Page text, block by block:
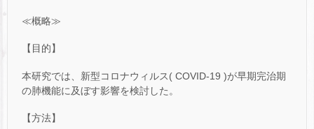
≪概略≫
【目的】
本研究では、新型コロナウィルス( COVID-19 )が早期完治期
の肺機能に及ぼす影響を検討した。
【方法】